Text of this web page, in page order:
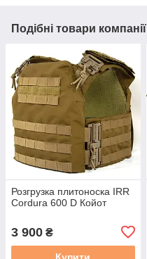
Подібні товари компанії
Розгрузка плитоноска IRR
Cordura 600 D Койот
3 900 ₴
Купити